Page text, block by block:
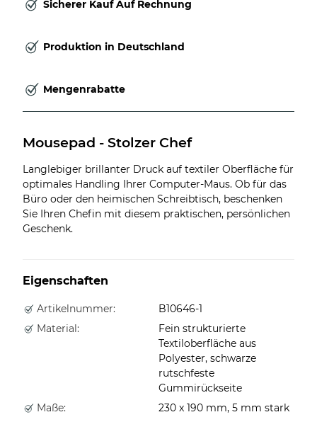
Sicherer Kauf Auf Rechnung
Produktion in Deutschland
Mengenrabatte
Mousepad - Stolzer Chef
Langlebiger brillanter Druck auf textiler Oberfläche für
optimales Handling Ihrer Computer-Maus. Ob für das
Büro oder den heimischen Schreibtisch, beschenken
Sie Ihren Chefin mit diesem praktischen, persönlichen
Geschenk.
Eigenschaften
Artikelnummer:
B10646-1
Material:
Fein strukturierte
Textiloberfläche aus
Polyester, schwarze
rutschfeste
Gummirückseite
Maße:
230 x 190 mm, 5 mm stark